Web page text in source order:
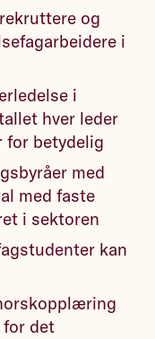
og
i
i
hver leder
for betydelig
med
med faste
i sektoren
kan
for det